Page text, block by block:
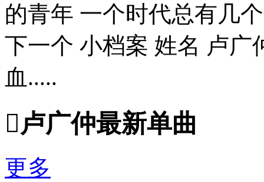
的青年 一个时代总有几
下一个 小档案 姓名 卢广
血.....
卢广仲最新单曲
更多